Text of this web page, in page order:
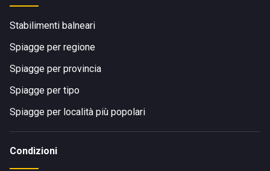
Stabilimenti balneari
Spiagge per regione
Spiagge per provincia
Spiagge per tipo
Spiagge per località più popolari
Condizioni